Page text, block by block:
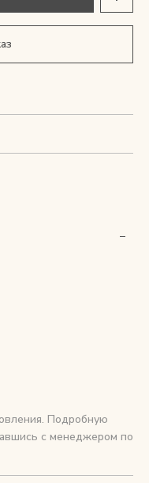
ENG
Подробную
с менеджером по